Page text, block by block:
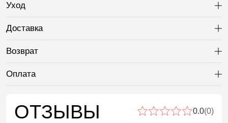
Уход
Доставка
Возврат
Оплата
ОТЗЫВЫ 0.0(0)